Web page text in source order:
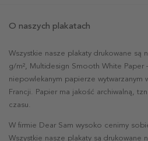
O naszych plakatach
Wszystkie nasze plakaty drukowane są
g/m², Multidesign Smooth White Paper
niepowlekanym papierze wytwarzanym
Francji. Papier ma jakość archiwalną,
czasu.
W firmie Dear Sam wysoko cenimy
Wszystkie nasze plakaty są drukowane